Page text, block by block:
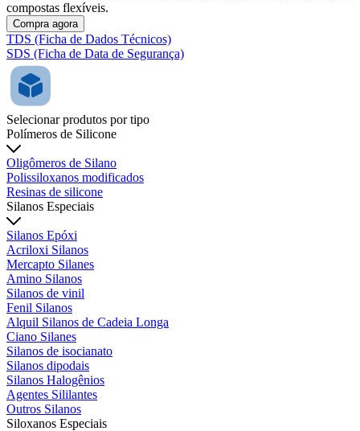
compostas flexíveis.
Compra agora
TDS (Ficha de Dados Técnicos)
SDS (Ficha de Data de Segurança)
Selecionar produtos por tipo
Polímeros de Silicone
Oligômeros de Silano
Polissiloxanos modificados
Resinas de silicone
Silanos Especiais
Silanos Epóxi
Acriloxi Silanos
Mercapto Silanes
Amino Silanos
Silanos de vinil
Fenil Silanos
Alquil Silanos de Cadeia Longa
Ciano Silanes
Silanos de isocianato
Silanos dipodais
Silanos Halogênios
Agentes Sililantes
Outros Silanos
Siloxanos Especiais